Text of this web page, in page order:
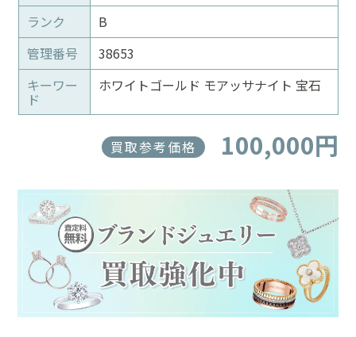
ランク
B
管理番号
38653
キーワー
ド
ホワイトゴールド モアッサナイト 宝石
買取参考価格 100,000円